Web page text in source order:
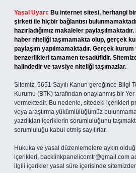
Yasal Uyarı: Bu internet sitesi, herhangi
şirketi ile hiçbir bağlantısı
hazırladığımız makaleler
haber niteliği taşımamakta olup, gerçek
paylaşım yapılmamaktadır. Gerçek
benzerlikleri tamamen tesadüfidir.
halindedir ve tavsiye niteliği taşımazlar.
Sitemiz, 5651 Sayılı Kanun gereğince Bilgi
Kurumu (BTK) tarafından onaylanmış bir
vermektedir. Bu nedenle, sitedeki içerikleri
veya araştırma yükümlülüğümüz
yazdıkları içeriklerin sorumluluğunu
sorumluluğu kabul etmiş sayılırlar.
Hukuka ve yasal düzenlemelere aykırı
içerikleri, backlinkpanelicomtr@gmail.com
ilgili içerikler yasal süre içerisinde sitemizden